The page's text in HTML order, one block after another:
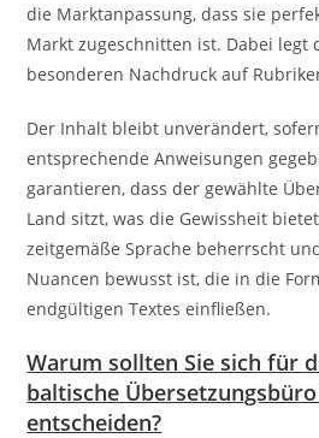
die Marktanpassung, dass sie
Markt zugeschnitten ist. Dabei legt
besonderen Nachdruck auf
Der Inhalt bleibt unverändert,
entsprechende Anweisungen
garantieren, dass der gewählte
Land sitzt, was die Gewissheit
zeitgemäße Sprache beherrscht
Nuancen bewusst ist, die in die
endgültigen Textes einfließen.
Warum sollten Sie sich für
baltische
entscheiden?